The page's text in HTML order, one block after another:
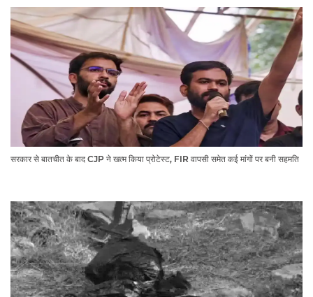
सरकार से बातचीत के बाद CJP ने खत्म किया प्रोटेस्ट, FIR वापसी समेत कई मांगों पर बनी सहमति